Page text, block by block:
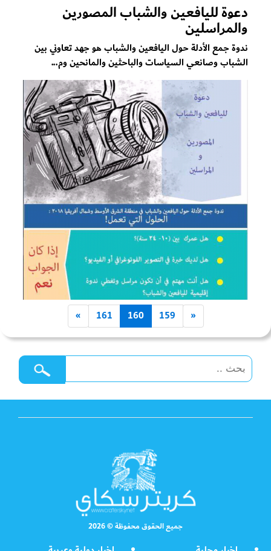
دعوة لليافعين والشباب المصورين
والمراسلين
ندوة جمع الأدلة حول اليافعين والشباب هو جهد تعاوني بين
الشباب وصانعي السياسات والباحثين والمانحين وم...
«
159
160
161
»
جميع الحقوق محفوظة © 2026